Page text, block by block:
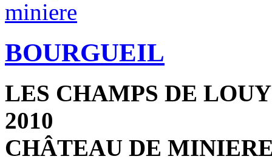
BOURGUEIL
LES CHAMPS DE
2010
CHÂTEAU DE